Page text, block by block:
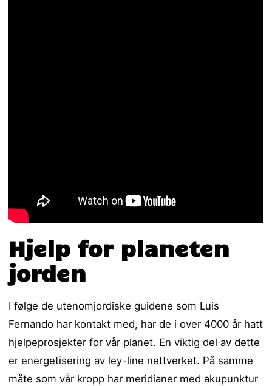
Hjelp for planeten
jorden
I følge de utenomjordiske guidene som Luis
Fernando har kontakt med, har de i over 4000 år hatt
hjelpeprosjekter for vår planet. En viktig del av dette
er energetisering av ley-line nettverket. På samme
måte som vår kropp har meridianer med akupunktur